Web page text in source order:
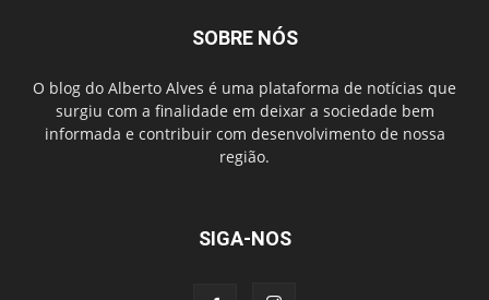
SOBRE NÓS
O blog do Alberto Alves é uma plataforma de notícias que
surgiu com a finalidade em deixar a sociedade bem
informada e contribuir com desenvolvimento de nossa
região.
SIGA-NOS